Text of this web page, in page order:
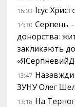
16:03 Ісус
14:30 Серпень
донорства:
закликають
13:47 Назавжди
ЗУНУ Олег
13:18 На